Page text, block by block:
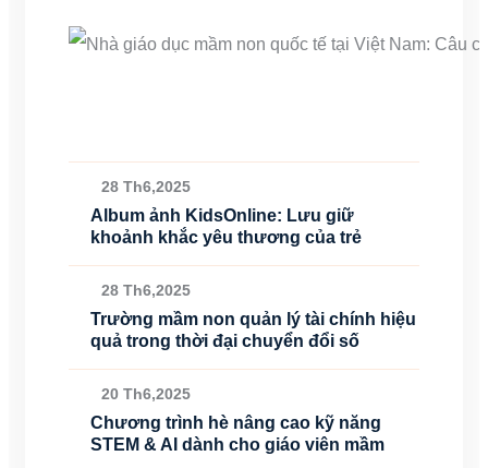
28 Th6,2025
Album ảnh KidsOnline: Lưu giữ
khoảnh khắc yêu thương của trẻ
28 Th6,2025
Trường mầm non quản lý tài chính hiệu
quả trong thời đại chuyển đổi số
20 Th6,2025
Chương trình hè nâng cao kỹ năng
STEM & AI dành cho giáo viên mầm